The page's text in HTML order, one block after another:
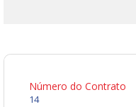
Número do Contrato
14